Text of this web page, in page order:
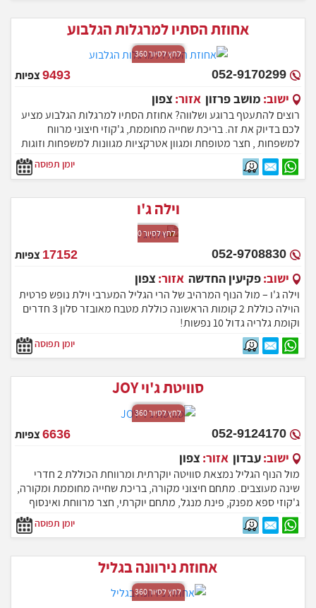
אחוזת הסתיו למרגלות הגלבוע
לחץ לסיור 360
052-9170299
9493צפיות
ישוב: מושב פרזון אזור:צפון
רוצים להתעטף ברוגע ושלווה? אחוזת הסתיו למרגלות הגלבוע מציע
לכם בדיוק את זה. בריכת שחייה מחוממת, ג'קוזי חיצוני מרווח
למשפחות , חצר מטופחת ומגוון אטרקציות מגוונות למשפחות וזוגות
חברתיים , שבת חתן , ימי כיף.
יומן תפוסה
וילה ג'ו
לחץ לסיור 360
052-9708830
17152 צפיות
ישוב:פקיעין החדשה אזור:צפון
וילה ג'ו – מול הנוף המרהיב של הרי הגליל המערבי וילת נופש פרטית
הוילה כוללת 2 קומות הראשונה כוללת מטבח מאובזר סלון 3 חדרים
וקומת גלריה גדול 10 נפשות!
יומן תפוסה
סוויטת ג'וי JOY
לחץ לסיור 360
052-9124170
6636צפיות
ישוב:עבדון אזור:צפון
מול הנוף הגליל נמצאת סוויטה יוקרתית ומרווחת הכוללת 2 חדרי
שינה מעוצבים. מתחם חיצוני מקורה, בריכת שחייה מחוממת ומקורה,
ג'קוזי ספא מפנק, פינת מנגל, מתחם יוקרתי, חצר מרווחת ואינסוף
אטרקציות מפנקות נוספות. המתחם המרהיב מותאם לאירוח של
זוגות, משפחות וקבוצות עד כ-10 אנשים.
יומן תפוסה
אחוזת נירוונה בגליל
לחץ לסיור 360